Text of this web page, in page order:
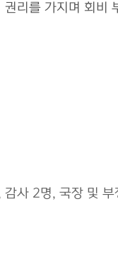
리를 가지며 회
사 2명, 국장 및